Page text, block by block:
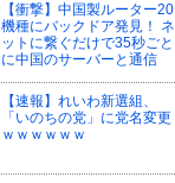
【衝撃】中国製ルーター20
機種にバックドア発見！ ネ
ットに繋ぐだけで35秒ごと
に中国のサーバーと通信
【速報】れいわ新選組、
「いのちの党」に党名変更
ｗｗｗｗｗｗ